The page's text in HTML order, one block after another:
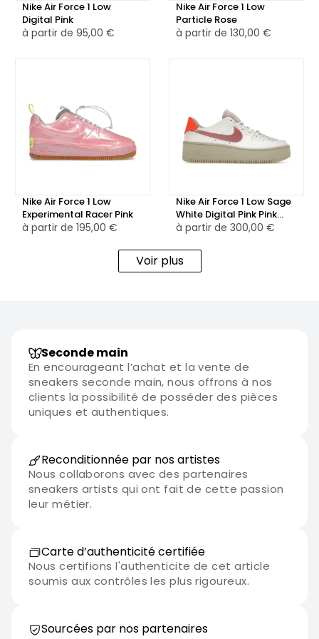
👕 Polyvalent et audacieux, le Nike Air Force 1 Low Pink Blast
est idéal pour compléter une tenue décontractée ou pour
confort, en faisant une pièce essentielle dans la garde-
robe de toute passionnée de sneakers.
Nike Air Force 1 Low
Digital Pink
à partir de 95,00 €
Nike Air Force 1 Low
Particle Rose
à partir de 130,00 €
Nike Air Force 1 Low
Experimental Racer Pink
à partir de 195,00 €
Nike Air Force 1 Low Sage
White Digital Pink Pink
Foam
à partir de 300,00 €
Voir plus
Seconde main
En encourageant l’achat et la vente de
sneakers seconde main, nous offrons à nos
clients la possibilité de posséder des pièces
uniques et authentiques.
Reconditionnée par nos artistes
Nous collaborons avec des partenaires
sneakers artists qui ont fait de cette passion
leur métier.
Carte d’authenticité certifiée
Nous certifions l'authenticite de cet article
soumis aux contrôles les plus rigoureux.
Sourcées par nos partenaires